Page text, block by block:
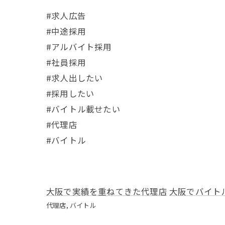
#求人広告
#中途採用
#アルバイト採用
#社員採用
#求人出したい
#採用したい
#バイトル載せたい
#代理店
#バイトル
大阪で実績を重ねてきた代理店 大阪でバイト
代理店 バイトル